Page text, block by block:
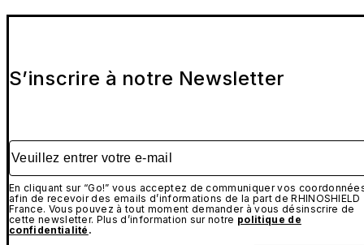
S’inscrire à notre Newsletter
Veuillez entrer votre e-mail
En cliquant sur “Go!” vous acceptez de communiquer vos
afin de recevoir des emails d’informations de la part de RHINOSHIELD
France. Vous pouvez à tout moment demander à vous désinscrire de
cette newsletter. Plus d’information sur notre politique de
confidentialité .